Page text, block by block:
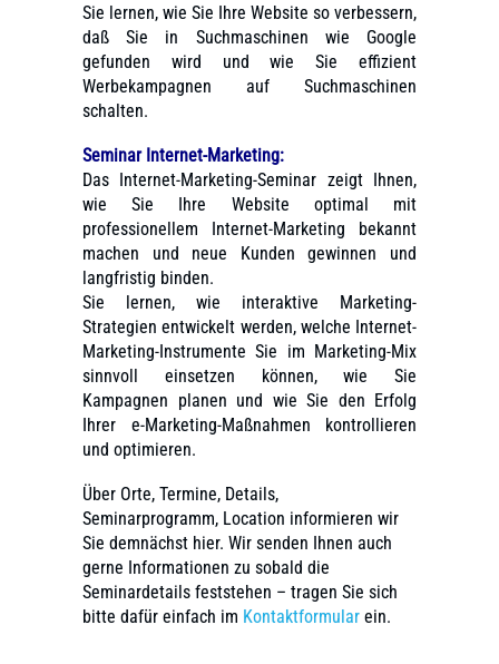
Sie lernen, wie Sie Ihre Website so verbessern,
daß Sie in Suchmaschinen wie Google
gefunden wird und wie Sie effizient
Werbekampagnen auf Suchmaschinen
schalten.
Seminar Internet-Marketing:
Das Internet-Marketing-Seminar zeigt Ihnen,
wie Sie Ihre Website optimal mit
professionellem Internet-Marketing bekannt
machen und neue Kunden gewinnen und
langfristig binden.
Sie lernen, wie interaktive Marketing-
Strategien entwickelt werden, welche Internet-
Marketing-Instrumente Sie im Marketing-Mix
sinnvoll einsetzen können, wie Sie
Kampagnen planen und wie Sie den Erfolg
Ihrer e-Marketing-Maßnahmen kontrollieren
und optimieren.
Über Orte, Termine, Details,
Seminarprogramm, Location informieren wir
Sie demnächst hier. Wir senden Ihnen auch
gerne Informationen zu sobald die
Seminardetails feststehen – tragen Sie sich
bitte dafür einfach im Kontaktformular ein.